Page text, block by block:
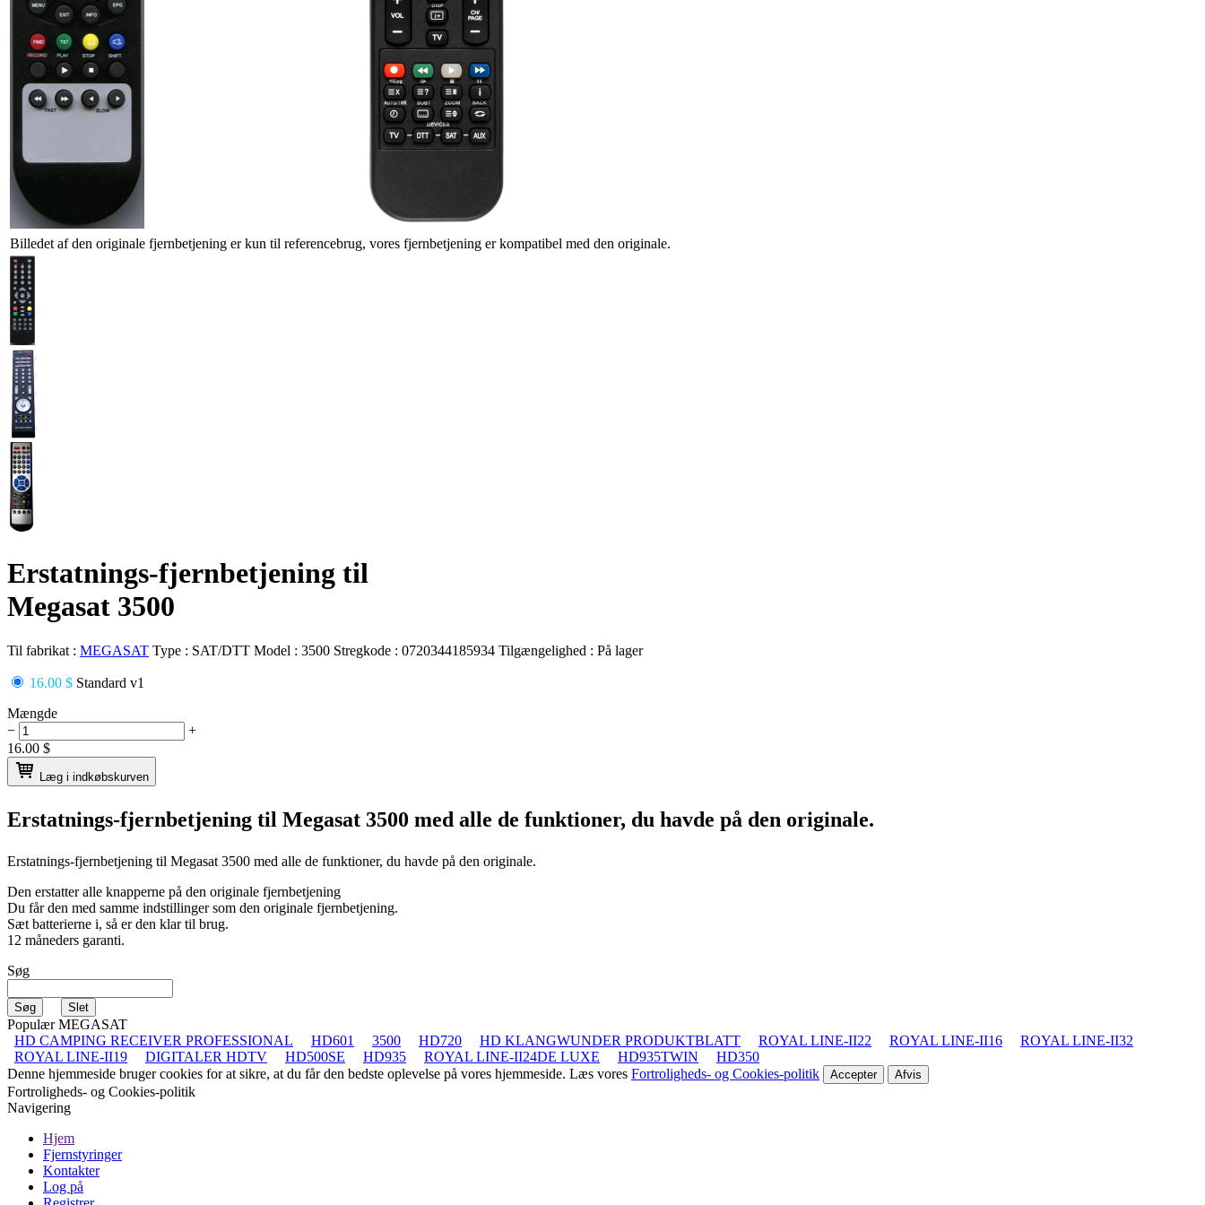
Billedet af den originale fjernbetjening er kun til referencebrug, vores fjernbetjening er kompatibel med den originale.
Erstatnings-fjernbetjening til
Megasat 3500
Til fabrikat : MEGASAT Type : SAT/DTT Model : 3500 Stregkode : 0720344185934 Tilgængelighed : På lager
16.00 $ Standard v1
Mængde
−
+
16.00 $
Læg i indkøbskurven
Erstatnings-fjernbetjening til Megasat 3500 med alle de funktioner, du havde på den originale.
Erstatnings-fjernbetjening til Megasat 3500 med alle de funktioner, du havde på den originale.
Den erstatter alle knapperne på den originale fjernbetjening
Du får den med samme indstillinger som den originale fjernbetjening.
Sæt batterierne i, så er den klar til brug.
12 måneders garanti.
Søg
Populær MEGASAT
HD CAMPING RECEIVER PROFESSIONAL
HD601 3500 HD720 HD KLANGWUNDER PRODUKTBLATT ROYAL LINE-II22 ROYAL LINE-II16
ROYAL LINE-II32
ROYAL LINE-II19
DIGITALER HDTV HD500SE HD935 ROYAL LINE-II24DE LUXE HD935TWIN
HD350
Denne hjemmeside bruger cookies for at sikre, at du får den bedste oplevelse på vores hjemmeside. Læs vores Fortroligheds- og Cookies-politik Accepter Afvis
Fortroligheds- og Cookies-politik
Navigering
Hjem
Fjernstyringer
Kontakter
Log på